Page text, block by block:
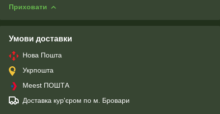
Приховати
Умови доставки
Нова Пошта
Укрпошта
Meest ПОШТА
Доставка кур'єром по м. Бровари